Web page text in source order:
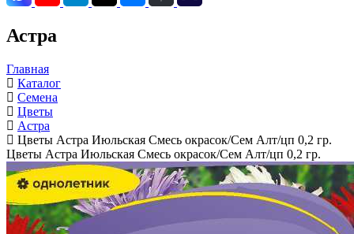
Астра
Главная
Каталог
Семена
Цветы
Астра
Цветы Астра Июльская Смесь окрасок/Сем Алт/цп 0,2 гр.
Цветы Астра Июльская Смесь окрасок/Сем Алт/цп 0,2 гр.